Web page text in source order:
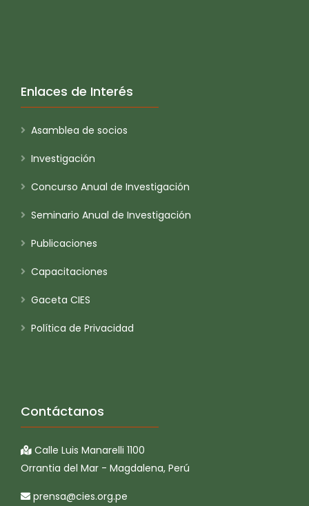
Enlaces de Interés
Asamblea de socios
Investigación
Concurso Anual de Investigación
Seminario Anual de Investigación
Publicaciones
Capacitaciones
Gaceta CIES
Política de Privacidad
Contáctanos
Calle Luis Manarelli 1100
Orrantia del Mar - Magdalena, Perú
prensa@cies.org.pe